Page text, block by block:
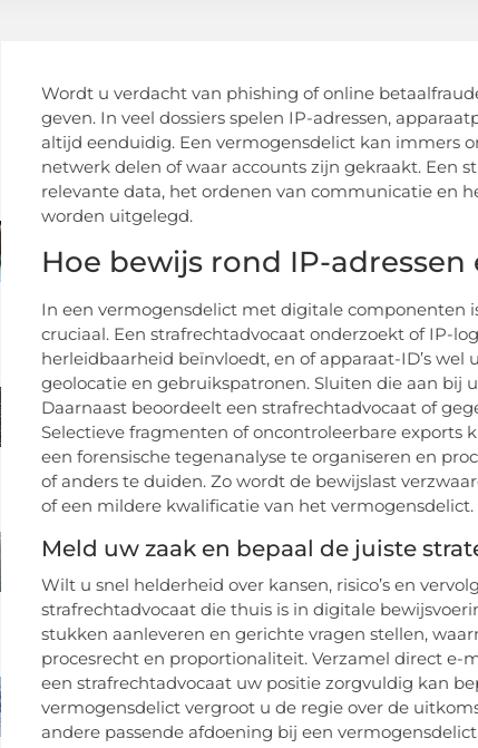
Wordt u verdacht van phishing of online
geven. In veel dossiers spelen IP-adressen,
altijd eenduidig. Een vermogensdelict kan immers
netwerk delen of waar accounts zijn gekraakt. Een
relevante data, het ordenen van communicatie en
worden uitgelegd.
Hoe bewijs rond IP-
In een vermogensdelict met digitale componenten
cruciaal. Een strafrechtadvocaat onderzoekt of IP-
herleidbaarheid beïnvloedt, en of apparaat-ID’s
geolocatie en gebruikspatronen. Sluiten die aan bij
Daarnaast beoordeelt een strafrechtadvocaat of
Selectieve fragmenten of oncontroleerbare
een forensische tegenanalyse te organiseren en
of anders te duiden. Zo wordt de bewijslast
of een mildere kwalificatie van het vermogensdelict.
Meld uw zaak en bepaal de juiste
Wilt u snel helderheid over kansen, risico’s en
strafrechtadvocaat die thuis is in digitale
stukken aanleveren en gerichte vragen stellen,
procesrecht en proportionaliteit. Verzamel direct e-
een strafrechtadvocaat uw positie zorgvuldig kan
vermogensdelict vergroot u de regie over de
andere passende afdoening bij een vermogensdelict.